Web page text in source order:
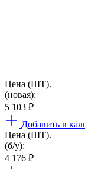
Цена (ШТ).
(новая):
5 103 ₽
Добавить в
Цена (ШТ).
(б/у):
4 176 ₽